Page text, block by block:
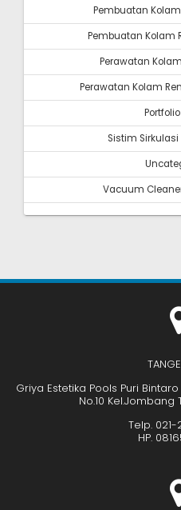
Pembuatan
Pembuatan Kolam
Perawatan
Perawatan Kolam
Sistim
Vacuum
Griya Estetika Pools Puri
No.10
Telp.
HP.